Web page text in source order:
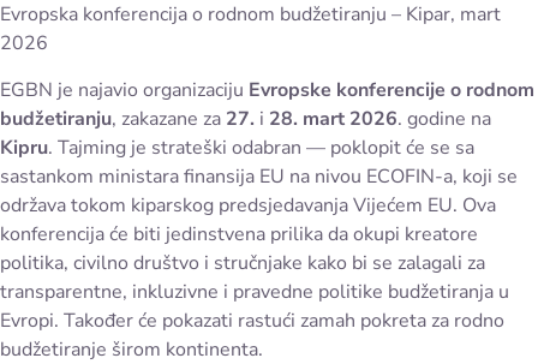
Evropska konferencija o rodnom budžetiranju – Kipar, mart
2026
EGBN je najavio organizaciju Evropske konferencije o rodnom
budžetiranju, zakazane za 27. i 28. mart 2026. godine na
Kipru. Tajming je strateški odabran — poklopit će se sa
sastankom ministara finansija EU na nivou ECOFIN-a, koji se
održava tokom kiparskog predsjedavanja Vijećem EU. Ova
konferencija će biti jedinstvena prilika da okupi kreatore
politika, civilno društvo i stručnjake kako bi se zalagali za
transparentne, inkluzivne i pravedne politike budžetiranja u
Evropi. Također će pokazati rastući zamah pokreta za rodno
budžetiranje širom kontinenta.